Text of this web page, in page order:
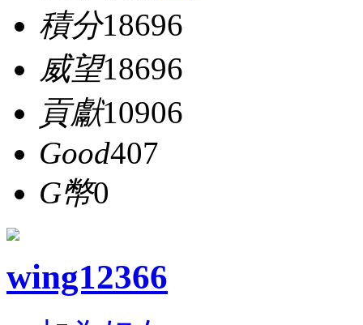
積分18696
威望18696
貢獻10906
Good407
G幣0
wing12366